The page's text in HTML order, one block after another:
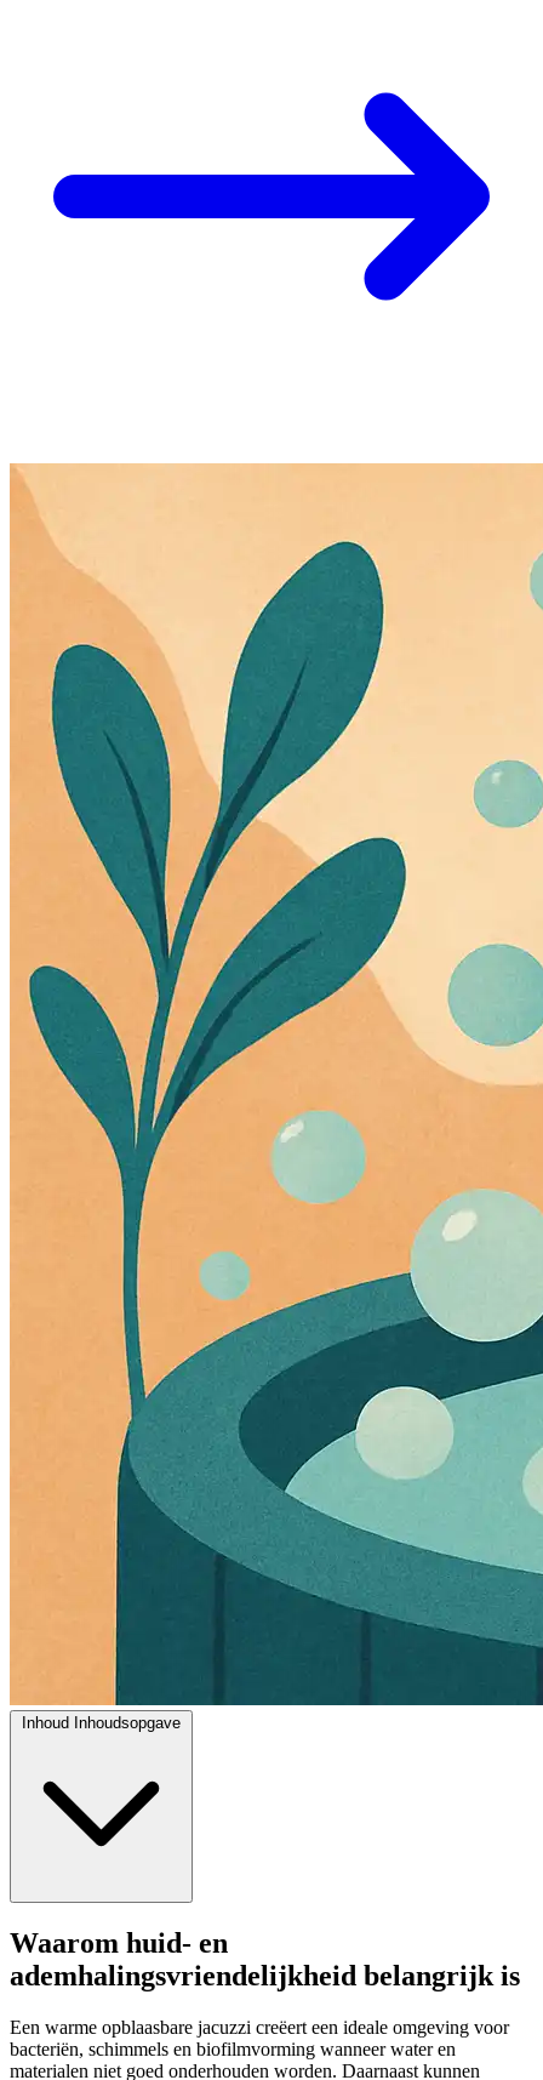
Inhoud Inhoudsopgave
Waarom huid- en
ademhalingsvriendelijkheid belangrijk is
Een warme opblaasbare jacuzzi creëert een ideale omgeving voor
bacteriën, schimmels en biofilmvorming wanneer water en
materialen niet goed onderhouden worden. Daarnaast kunnen